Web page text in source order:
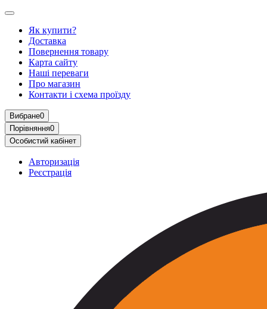
Як купити?
Доставка
Повернення товару
Карта сайту
Наші переваги
Про магазин
Контакти і схема проїзду
Вибране0
Порівняння0
Особистий кабінет
Авторизація
Реєстрація